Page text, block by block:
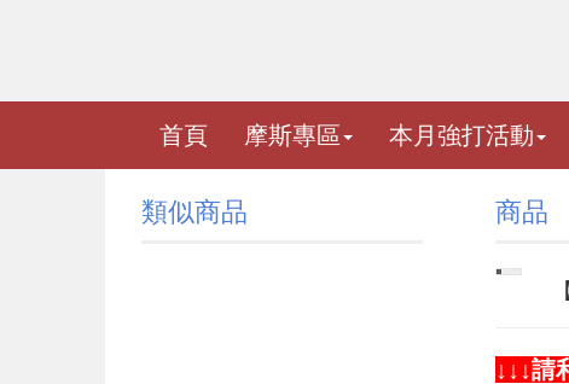
首頁 摩斯專區 本月強打活動
類似商品 商品
↓↓↓請